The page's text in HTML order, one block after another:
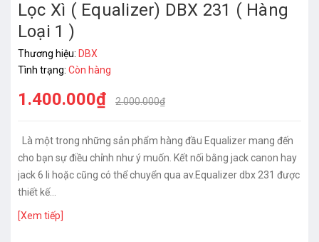
Lọc Xì ( Equalizer) DBX 231 ( Hàng
Loại 1 )
Thương hiệu: DBX
Tình trạng: Còn hàng
1.400.000₫ 2.000.000₫
cho bạn sự điều chỉnh như ý muốn. Kết nối bằng jack canon hay
jack 6 li hoặc cũng có thể chuyển qua av.Equalizer dbx 231 được
thiết kế...
[Xem tiếp]